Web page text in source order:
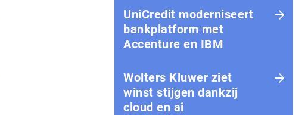
UniCredit moderniseert
bankplatform met
Accenture en IBM
Wolters Kluwer ziet
winst stijgen dankzij
cloud en ai